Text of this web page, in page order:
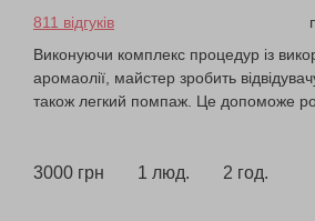
811 відгуків
Виконуючи комплекс процедур із
аромаолії, майстер зробить
також легкий помпаж. Це допоможе
3000 грн 1 люд. 2 год.